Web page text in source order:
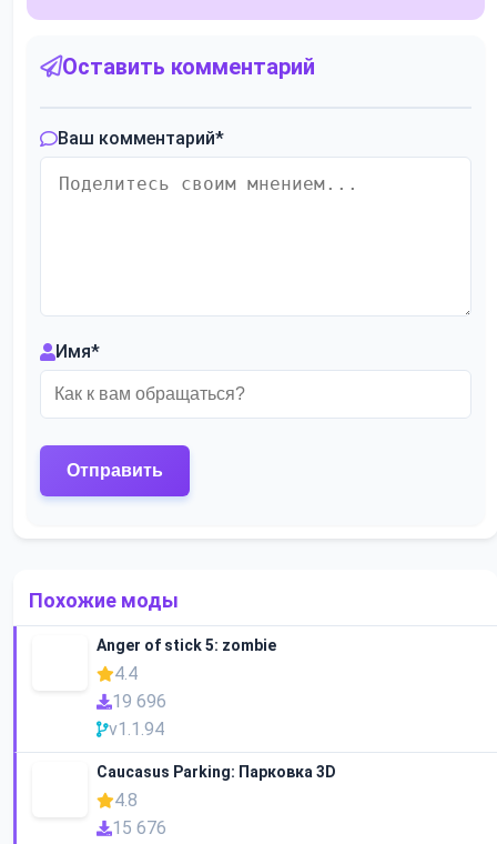
Оставить комментарий
Ваш комментарий*
Имя*
Похожие моды
Anger of stick 5: zombie
4.4
19 696
v1.1.94
Caucasus Parking: Парковка 3D
4.8
15 676